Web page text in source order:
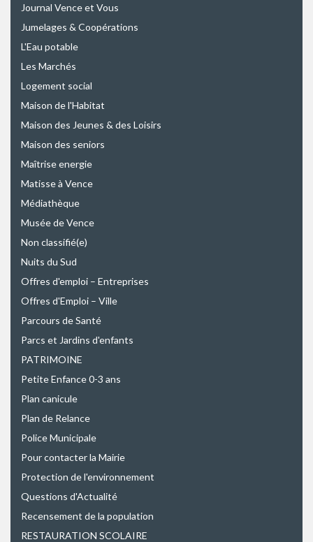
Journal Vence et Vous
Jumelages & Coopérations
L'Eau potable
Les Marchés
Logement social
Maison de l'Habitat
Maison des Jeunes & des Loisirs
Maison des seniors
Maîtrise energie
Matisse à Vence
Médiathèque
Musée de Vence
Non classifié(e)
Nuits du Sud
Offres d'emploi – Entreprises
Offres d'Emploi – Ville
Parcours de Santé
Parcs et Jardins d'enfants
PATRIMOINE
Petite Enfance 0-3 ans
Plan canicule
Plan de Relance
Police Municipale
Pour contacter la Mairie
Protection de l'environnement
Questions d'Actualité
Recensement de la population
RESTAURATION SCOLAIRE